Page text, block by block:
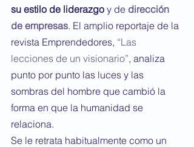
su estilo de liderazgo y de dirección
de empresas. El amplio reportaje de la
revista Emprendedores, “Las
lecciones de un visionario”, analiza
punto por punto las luces y las
sombras del hombre que cambió la
forma en que la humanidad se
relaciona.
Se le retrata habitualmente como un